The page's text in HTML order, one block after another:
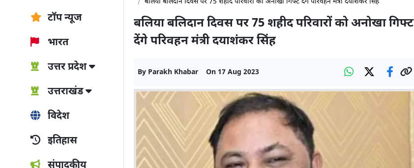
टॉप न्यूज
भारत
उत्तर प्रदेश
उत्तराखंड
विदेश
इतिहास
बलिया बलिदान दिवस पर 75 शहीद परिवारों को अनोखा गिफ्ट
देंगे परिवहन मंत्री दयाशंकर सिंह
By Parakh Khabar On 17 Aug 2023